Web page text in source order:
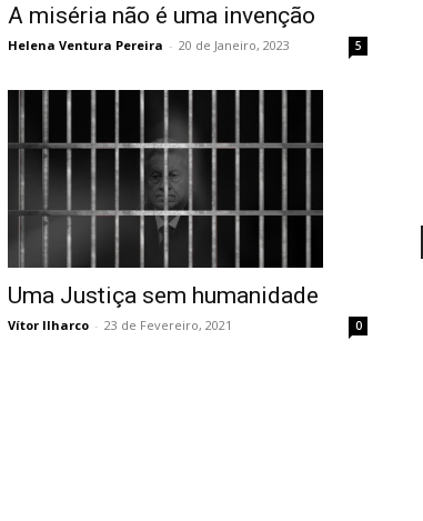
A miséria não é uma invenção
Helena Ventura Pereira - 20 de Janeiro, 2023 5
Uma Justiça sem humanidade
Vítor Ilharco - 23 de Fevereiro, 2021 0